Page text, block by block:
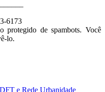
6173
protegido de spambots. Você
lo.
e Rede Urbanidade